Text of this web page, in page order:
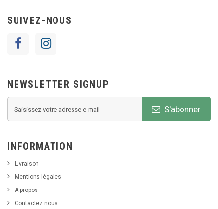
SUIVEZ-NOUS
NEWSLETTER SIGNUP
S'abonner
INFORMATION
Livraison
Mentions légales
A propos
Contactez nous